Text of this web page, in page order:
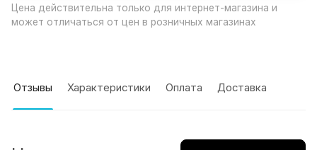
Цена действительна только для интернет-магазина и
может отличаться от цен в розничных магазинах
Отзывы Характеристики Оплата Доставка